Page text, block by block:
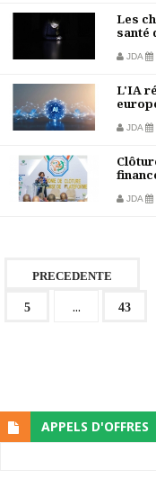
Les
santé
JDA
L'IA
JDA
JDA
PRECEDENTE
5 ... 43
APPELS D'OFFRES